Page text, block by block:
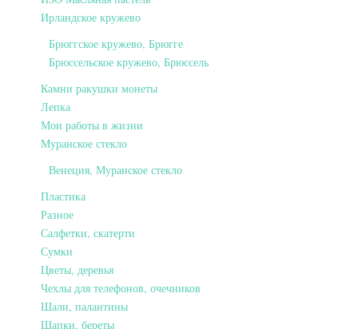
Ирландское кружево
Брюггское кружево, Брюгге
Брюссельское кружево, Брюссель
Камни ракушки монеты
Лепка
Мои работы в жизни
Муранское стекло
Венеция, Муранское стекло
Пластика
Разное
Салфетки, скатерти
Сумки
Цветы, деревья
Чехлы для телефонов, очечников
Шали, палантины
Шапки, береты